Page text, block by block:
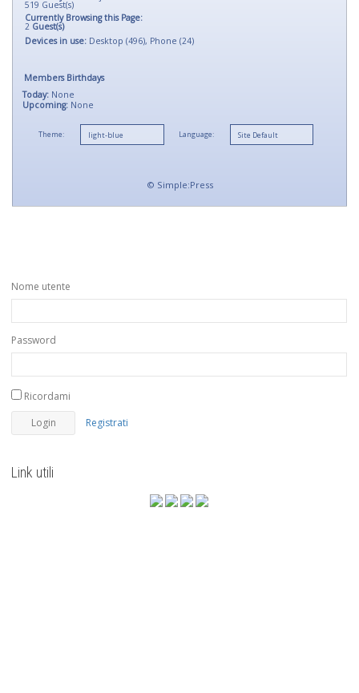
519 Guest(s)
Currently Browsing this Page:
2 Guest(s)
Devices in use: Desktop (496), Phone (24)
Members Birthdays
Today: None
Upcoming: None
Theme: Language:
© Simple:Press
Nome utente
Password
Ricordami
Registrati
Link utili